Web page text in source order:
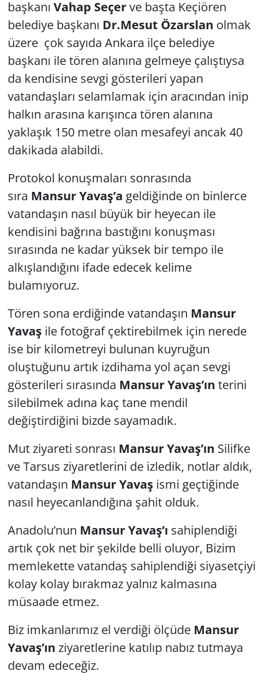
başkanı Vahap Seçerve başta Keçiören
belediye başkanı Dr.Mesut Özarslan olmak
üzere çok sayıda Ankara ilçe belediye
başkanı ile tören alanına gelmeye çalıştıysa
da kendisine sevgi gösterileri yapan
vatandaşları selamlamak için aracından inip
halkın arasına karışınca tören alanına
yaklaşık 150 metre olan mesafeyi ancak 40
dakikada alabildi.
Protokol konuşmaları sonrasında
sıra Mansur Yavaş’a geldiğinde on binlerce
vatandaşın nasıl büyük bir heyecan ile
kendisini bağrına bastığını konuşması
sırasında ne kadar yüksek bir tempo ile
alkışlandığını ifade edecek kelime
bulamıyoruz.
Tören sona erdiğinde vatandaşın Mansur
Yavaşile fotoğraf çektirebilmek için nerede
ise bir kilometreyi bulunan kuyruğun
oluştuğunu artık izdihama yol açan sevgi
gösterileri sırasında Mansur Yavaş’ın terini
silebilmek adına kaç tane mendil
değiştirdiğini bizde sayamadık.
Mut ziyareti sonrası Mansur Yavaş’ın Silifke
ve Tarsus ziyaretlerini de izledik, notlar aldık,
vatandaşın Mansur Yavaşismi geçtiğinde
nasıl heyecanlandığına şahit olduk.
Anadolu’nun Mansur Yavaş’ı sahiplendiği
artık çok net bir şekilde belli oluyor, Bizim
memlekette vatandaş sahiplendiği siyasetçiyi
kolay kolay bırakmaz yalnız kalmasına
müsaade etmez.
Biz imkanlarımız el verdiği ölçüde Mansur
Yavaş’ın ziyaretlerine katılıp nabız tutmaya
devam edeceğiz.